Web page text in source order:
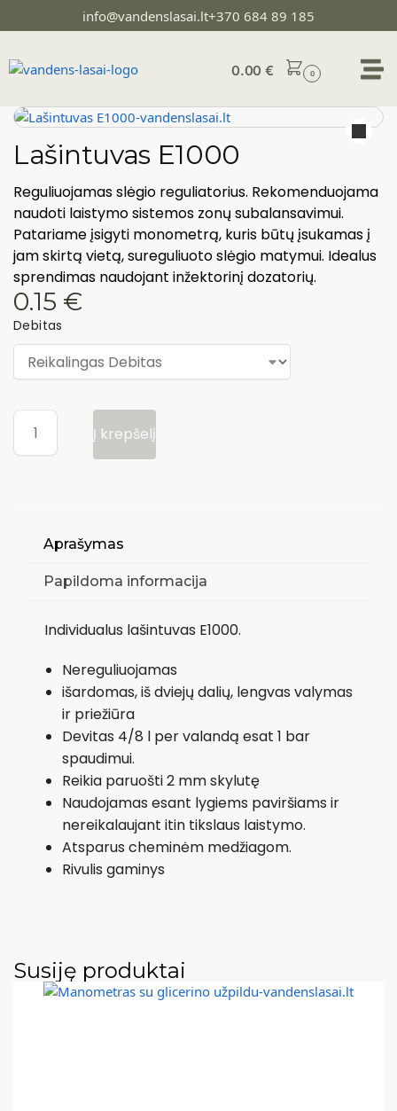
info@vandenslasai.lt+370 684 89 185
0.00€ 0
Lašintuvas E1000
Reguliuojamas slėgio reguliatorius. Rekomenduojama
naudoti laistymo sistemos zonų subalansavimui.
Patariame įsigyti monometrą, kuris būtų įsukamas į
jam skirtą vietą, sureguliuoto slėgio matymui. Idealus
sprendimas naudojant inžektorinį dozatorių.
0.15 €
Debitas
Į krepšelį
Aprašymas
Papildoma informacija
Individualus lašintuvas E1000.
Nereguliuojamas
išardomas, iš dviejų dalių, lengvas valymas
ir priežiūra
Devitas 4/8 l per valandą esat 1 bar
spaudimui.
Reikia paruošti 2 mm skylutę
Naudojamas esant lygiems paviršiams ir
nereikalaujant itin tikslaus laistymo.
Atsparus cheminėm medžiagom.
Rivulis gaminys
Susiję produktai